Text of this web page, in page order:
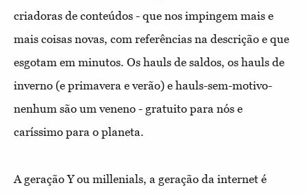
criadoras de conteúdos - que nos impingem mais e
mais coisas novas, com referências na descrição e que
esgotam em minutos. Os hauls de saldos, os hauls de
inverno (e primavera e verão) e hauls-sem-motivo-
nenhum são um veneno - gratuito para nós e
caríssimo para o planeta.
A geração Y ou millenials, a geração da internet é